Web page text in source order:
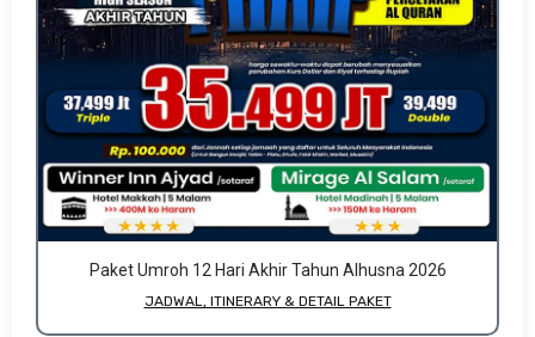
Paket Umroh 12 Hari Akhir Tahun Alhusna 2026
JADWAL, ITINERARY & DETAIL PAKET